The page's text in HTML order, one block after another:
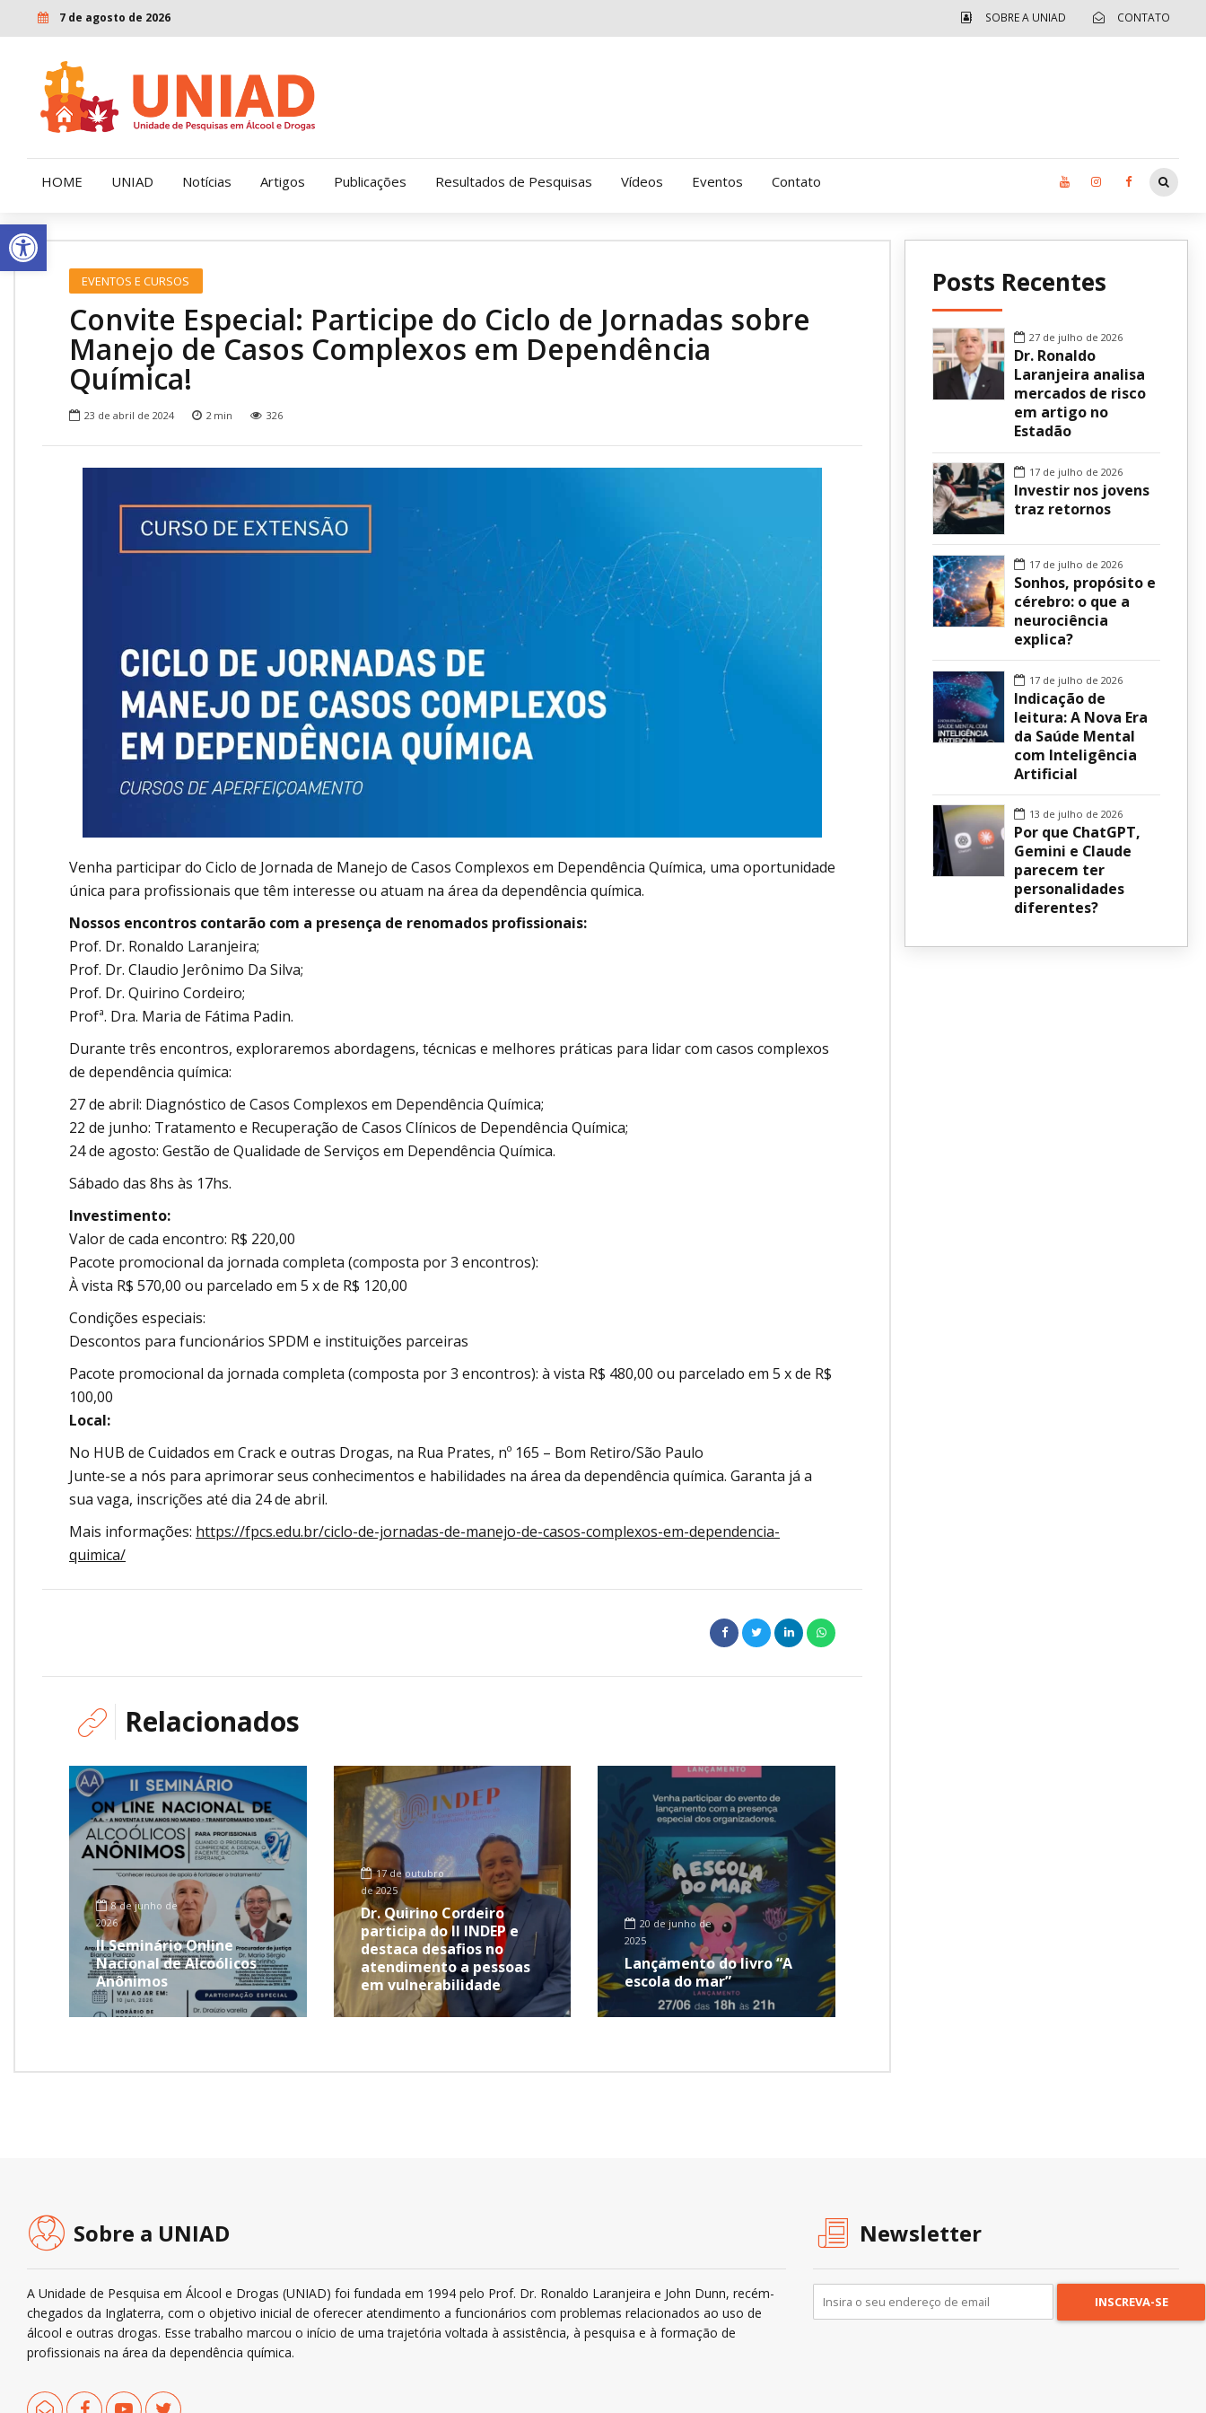
Open toolbar
7 de agosto de 2026 SOBRE A UNIAD CONTATO
HOME UNIAD
Nossa História
Nossa Missão e Valores
Diretoria
Ronaldo Laranjeira recebe prêmio ISAJE
Amor-Exigente Independência Jovem – FOLIA
Revista UNIAD
Notícias Artigos Publicações Resultados de Pesquisas Vídeos Eventos Contato
EVENTOS E CURSOS
Convite Especial: Participe do Ciclo de Jornadas sobre
Manejo de Casos Complexos em Dependência
Química!
23 de abril de 2024 2 min 326
Venha participar do Ciclo de Jornada de Manejo de Casos Complexos em Dependência Química, uma oportunidade
única para profissionais que têm interesse ou atuam na área da dependência química.
Nossos encontros contarão com a presença de renomados profissionais:
Prof. Dr. Ronaldo Laranjeira;
Prof. Dr. Claudio Jerônimo Da Silva;
Prof. Dr. Quirino Cordeiro;
Profª. Dra. Maria de Fátima Padin.
Durante três encontros, exploraremos abordagens, técnicas e melhores práticas para lidar com casos complexos
de dependência química:
27 de abril: Diagnóstico de Casos Complexos em Dependência Química;
22 de junho: Tratamento e Recuperação de Casos Clínicos de Dependência Química;
24 de agosto: Gestão de Qualidade de Serviços em Dependência Química.
Sábado das 8hs às 17hs.
Investimento:
Valor de cada encontro: R$ 220,00
Pacote promocional da jornada completa (composta por 3 encontros):
À vista R$ 570,00 ou parcelado em 5 x de R$ 120,00
Condições especiais:
Descontos para funcionários SPDM e instituições parceiras
Pacote promocional da jornada completa (composta por 3 encontros): à vista R$ 480,00 ou parcelado em 5 x de R$
100,00
Local:
No HUB de Cuidados em Crack e outras Drogas, na Rua Prates, nº 165 – Bom Retiro/São Paulo
Junte-se a nós para aprimorar seus conhecimentos e habilidades na área da dependência química. Garanta já a
sua vaga, inscrições até dia 24 de abril.
Mais informações: https://fpcs.edu.br/ciclo-de-jornadas-de-manejo-de-casos-complexos-em-dependencia-
quimica/
Relacionados
8 de junho de
2026
II Seminário Online
Nacional de Alcoólicos
Anônimos
17 de outubro
de 2025
Dr. Quirino Cordeiro
participa do II INDEP e
destaca desafios no
atendimento a pessoas
em vulnerabilidade
20 de junho de
2025
Lançamento do livro “A
escola do mar”
Posts Recentes
27 de julho de 2026
Dr. Ronaldo
Laranjeira analisa
mercados de risco
em artigo no
Estadão
17 de julho de 2026
Investir nos jovens
traz retornos
17 de julho de 2026
Sonhos, propósito e
cérebro: o que a
neurociência
explica?
17 de julho de 2026
Indicação de
leitura: A Nova Era
da Saúde Mental
com Inteligência
Artificial
13 de julho de 2026
Por que ChatGPT,
Gemini e Claude
parecem ter
personalidades
diferentes?
Sobre a UNIAD
A Unidade de Pesquisa em Álcool e Drogas (UNIAD) foi fundada em 1994 pelo Prof. Dr. Ronaldo Laranjeira e John Dunn, recém-
chegados da Inglaterra, com o objetivo inicial de oferecer atendimento a funcionários com problemas relacionados ao uso de
álcool e outras drogas. Esse trabalho marcou o início de uma trajetória voltada à assistência, à pesquisa e à formação de
profissionais na área da dependência química.
Newsletter